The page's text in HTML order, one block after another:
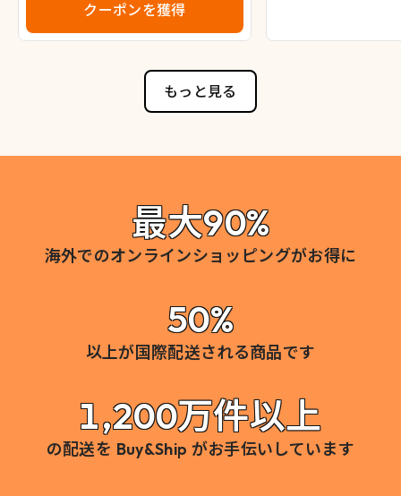
クーポンを獲得
もっと見る
最大90%
海外でのオンラインショッピングがお得に
50%
以上が国際配送される商品です
1,200万件以上
の配送を Buy&Ship がお手伝いしています